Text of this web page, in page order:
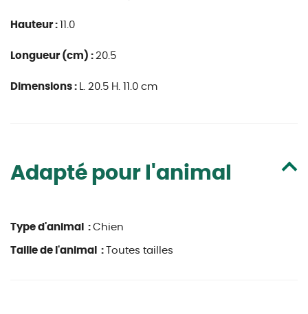
Hauteur : 11.0
Longueur (cm) : 20.5
Dimensions : L. 20.5 H. 11.0 cm
Adapté pour l'animal
Type d'animal : Chien
Taille de l'animal : Toutes tailles